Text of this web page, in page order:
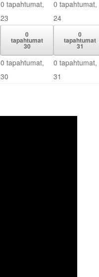
0 tapahtumat,
23
0 tapahtumat,
24
0
tapahtumat
30
0 tapahtumat,
30
0
tapahtumat
31
0 tapahtumat,
31